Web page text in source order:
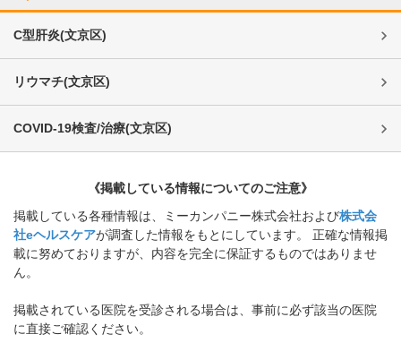
C型肝炎(文京区)
リウマチ(文京区)
COVID-19検査/治療(文京区)
《掲載している情報についてのご注意》
掲載している各種情報は、ミーカンパニー株式会社および株式会
社eヘルスケアが調査した情報をもとにしています。 正確な情報掲
載に努めておりますが、内容を完全に保証するものではありませ
ん。
掲載されている医院を受診される場合は、事前に必ず該当の医院
に直接ご確認ください。